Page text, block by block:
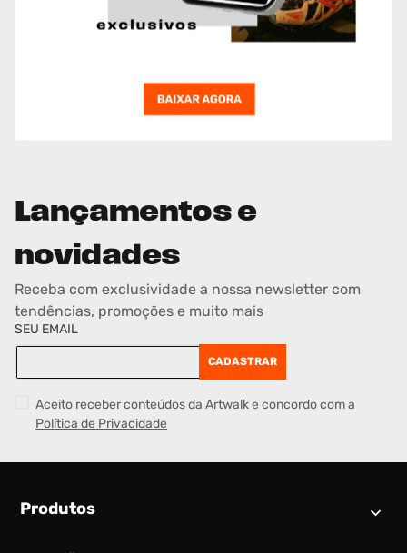
Lançamentos e
novidades
Receba com exclusividade a nossa newsletter com
tendências, promoções e muito mais
SEU EMAIL
CADASTRAR
Aceito receber conteúdos da Artwalk e concordo com a
Política de Privacidade
Produtos